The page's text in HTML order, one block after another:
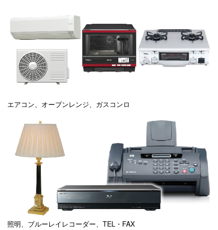
エアコン、オーブンレンジ、ガスコンロ
照明、ブルーレイレコーダー、TEL・FAX